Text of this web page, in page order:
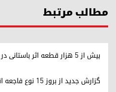
مطالب مرتبط
بیش از ۵ هزار قطعه اثر باستانی در عراق به سرقت رفته است
گزارش جدید از بروز ۱۵ نوع فاجعه اقلیمی در عراق